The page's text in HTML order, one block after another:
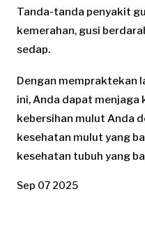
Tanda-tanda penyakit
kemerahan, gusi
sedap.
Dengan mempraktekan
ini, Anda dapat menjaga
kebersihan mulut Anda
kesehatan mulut yang
kesehatan tubuh yang
Sep 07 2025